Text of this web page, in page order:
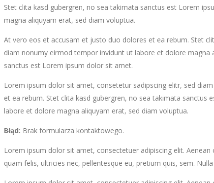
Stet clita kasd gubergren, no sea takimata sanctus est Lorem
magna aliquyam erat, sed diam voluptua.
At vero eos et accusam et justo duo dolores et ea rebum. Stet
diam nonumy eirmod tempor invidunt ut labore et dolore
sanctus est Lorem ipsum dolor sit amet.
Lorem ipsum dolor sit amet, consetetur sadipscing elitr, sed
et ea rebum. Stet clita kasd gubergren, no sea takimata
labore et dolore magna aliquyam erat, sed diam voluptua.
Błąd: Brak formularza kontaktowego.
Lorem ipsum dolor sit amet, consectetuer adipiscing elit.
quam felis, ultricies nec, pellentesque eu, pretium quis, sem.